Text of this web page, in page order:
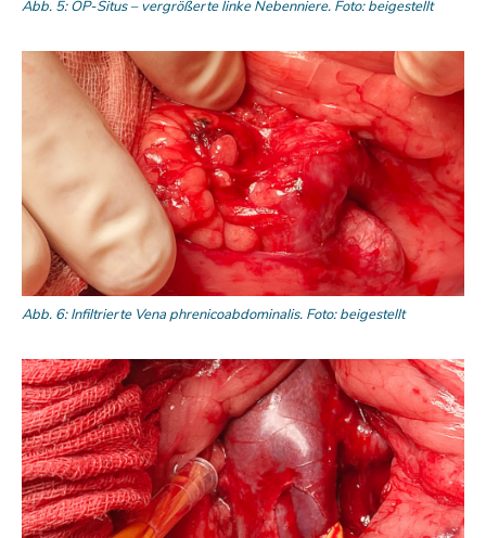
Abb. 5: OP-Situs – vergrößerte linke Nebenniere. Foto: beigestellt
Abb. 6: Infiltrierte Vena phrenicoabdominalis. Foto: beigestellt